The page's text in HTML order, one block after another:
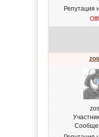
Репутация